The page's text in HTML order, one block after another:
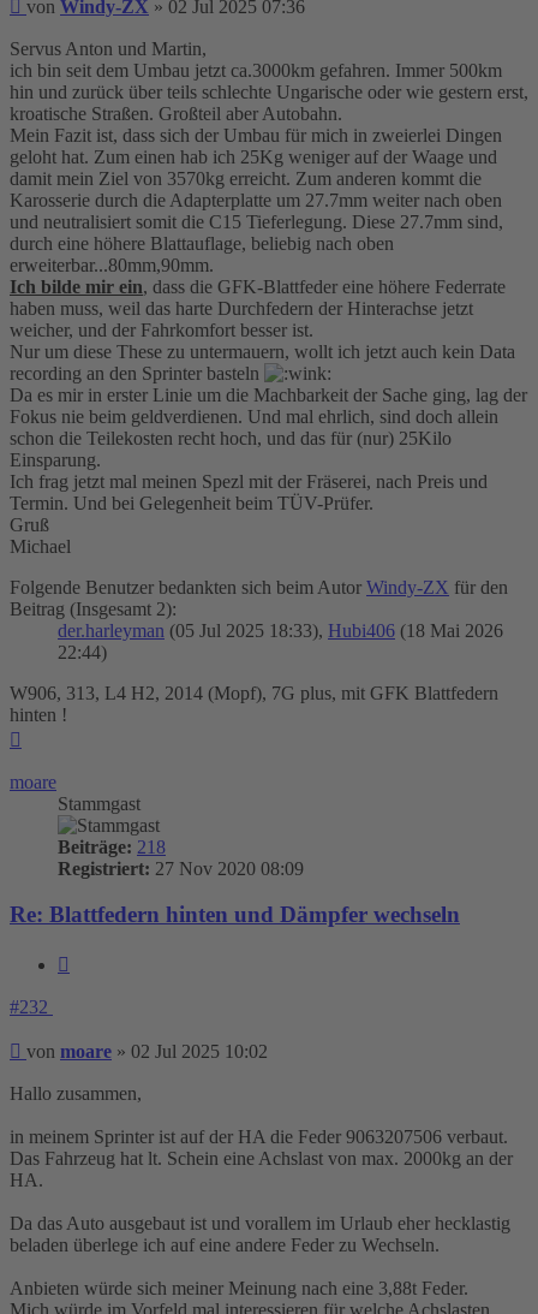
von Windy-ZX » 02 Jul 2025 07:36
Servus Anton und Martin,
ich bin seit dem Umbau jetzt ca.3000km gefahren. Immer 500km
hin und zurück über teils schlechte Ungarische oder wie gestern erst,
kroatische Straßen. Großteil aber Autobahn.
Mein Fazit ist, dass sich der Umbau für mich in zweierlei Dingen
geloht hat. Zum einen hab ich 25Kg weniger auf der Waage und
damit mein Ziel von 3570kg erreicht. Zum anderen kommt die
Karosserie durch die Adapterplatte um 27.7mm weiter nach oben
und neutralisiert somit die C15 Tieferlegung. Diese 27.7mm sind,
durch eine höhere Blattauflage, beliebig nach oben
erweiterbar...80mm,90mm.
Ich bilde mir ein, dass die GFK-Blattfeder eine höhere Federrate
haben muss, weil das harte Durchfedern der Hinterachse jetzt
weicher, und der Fahrkomfort besser ist.
Nur um diese These zu untermauern, wollt ich jetzt auch kein Data
recording an den Sprinter basteln
Da es mir in erster Linie um die Machbarkeit der Sache ging, lag der
Fokus nie beim geldverdienen. Und mal ehrlich, sind doch allein
schon die Teilekosten recht hoch, und das für (nur) 25Kilo
Einsparung.
Ich frag jetzt mal meinen Spezl mit der Fräserei, nach Preis und
Termin. Und bei Gelegenheit beim TÜV-Prüfer.
Gruß
Michael
Folgende Benutzer bedankten sich beim Autor Windy-ZX für den
Beitrag (Insgesamt 2):
der.harleyman (05 Jul 2025 18:33), Hubi406 (18 Mai 2026
22:44)
W906, 313, L4 H2, 2014 (Mopf), 7G plus, mit GFK Blattfedern
hinten !
moare
Stammgast
Beiträge: 218
Registriert: 27 Nov 2020 08:09
Re: Blattfedern hinten und Dämpfer wechseln
#232
Beitrag
von moare » 02 Jul 2025 10:02
Hallo zusammen,
in meinem Sprinter ist auf der HA die Feder 9063207506 verbaut.
Das Fahrzeug hat lt. Schein eine Achslast von max. 2000kg an der
HA.
Da das Auto ausgebaut ist und vorallem im Urlaub eher hecklastig
beladen überlege ich auf eine andere Feder zu Wechseln.
Anbieten würde sich meiner Meinung nach eine 3,88t Feder.
Mich würde im Vorfeld mal interessieren für welche Achslasten